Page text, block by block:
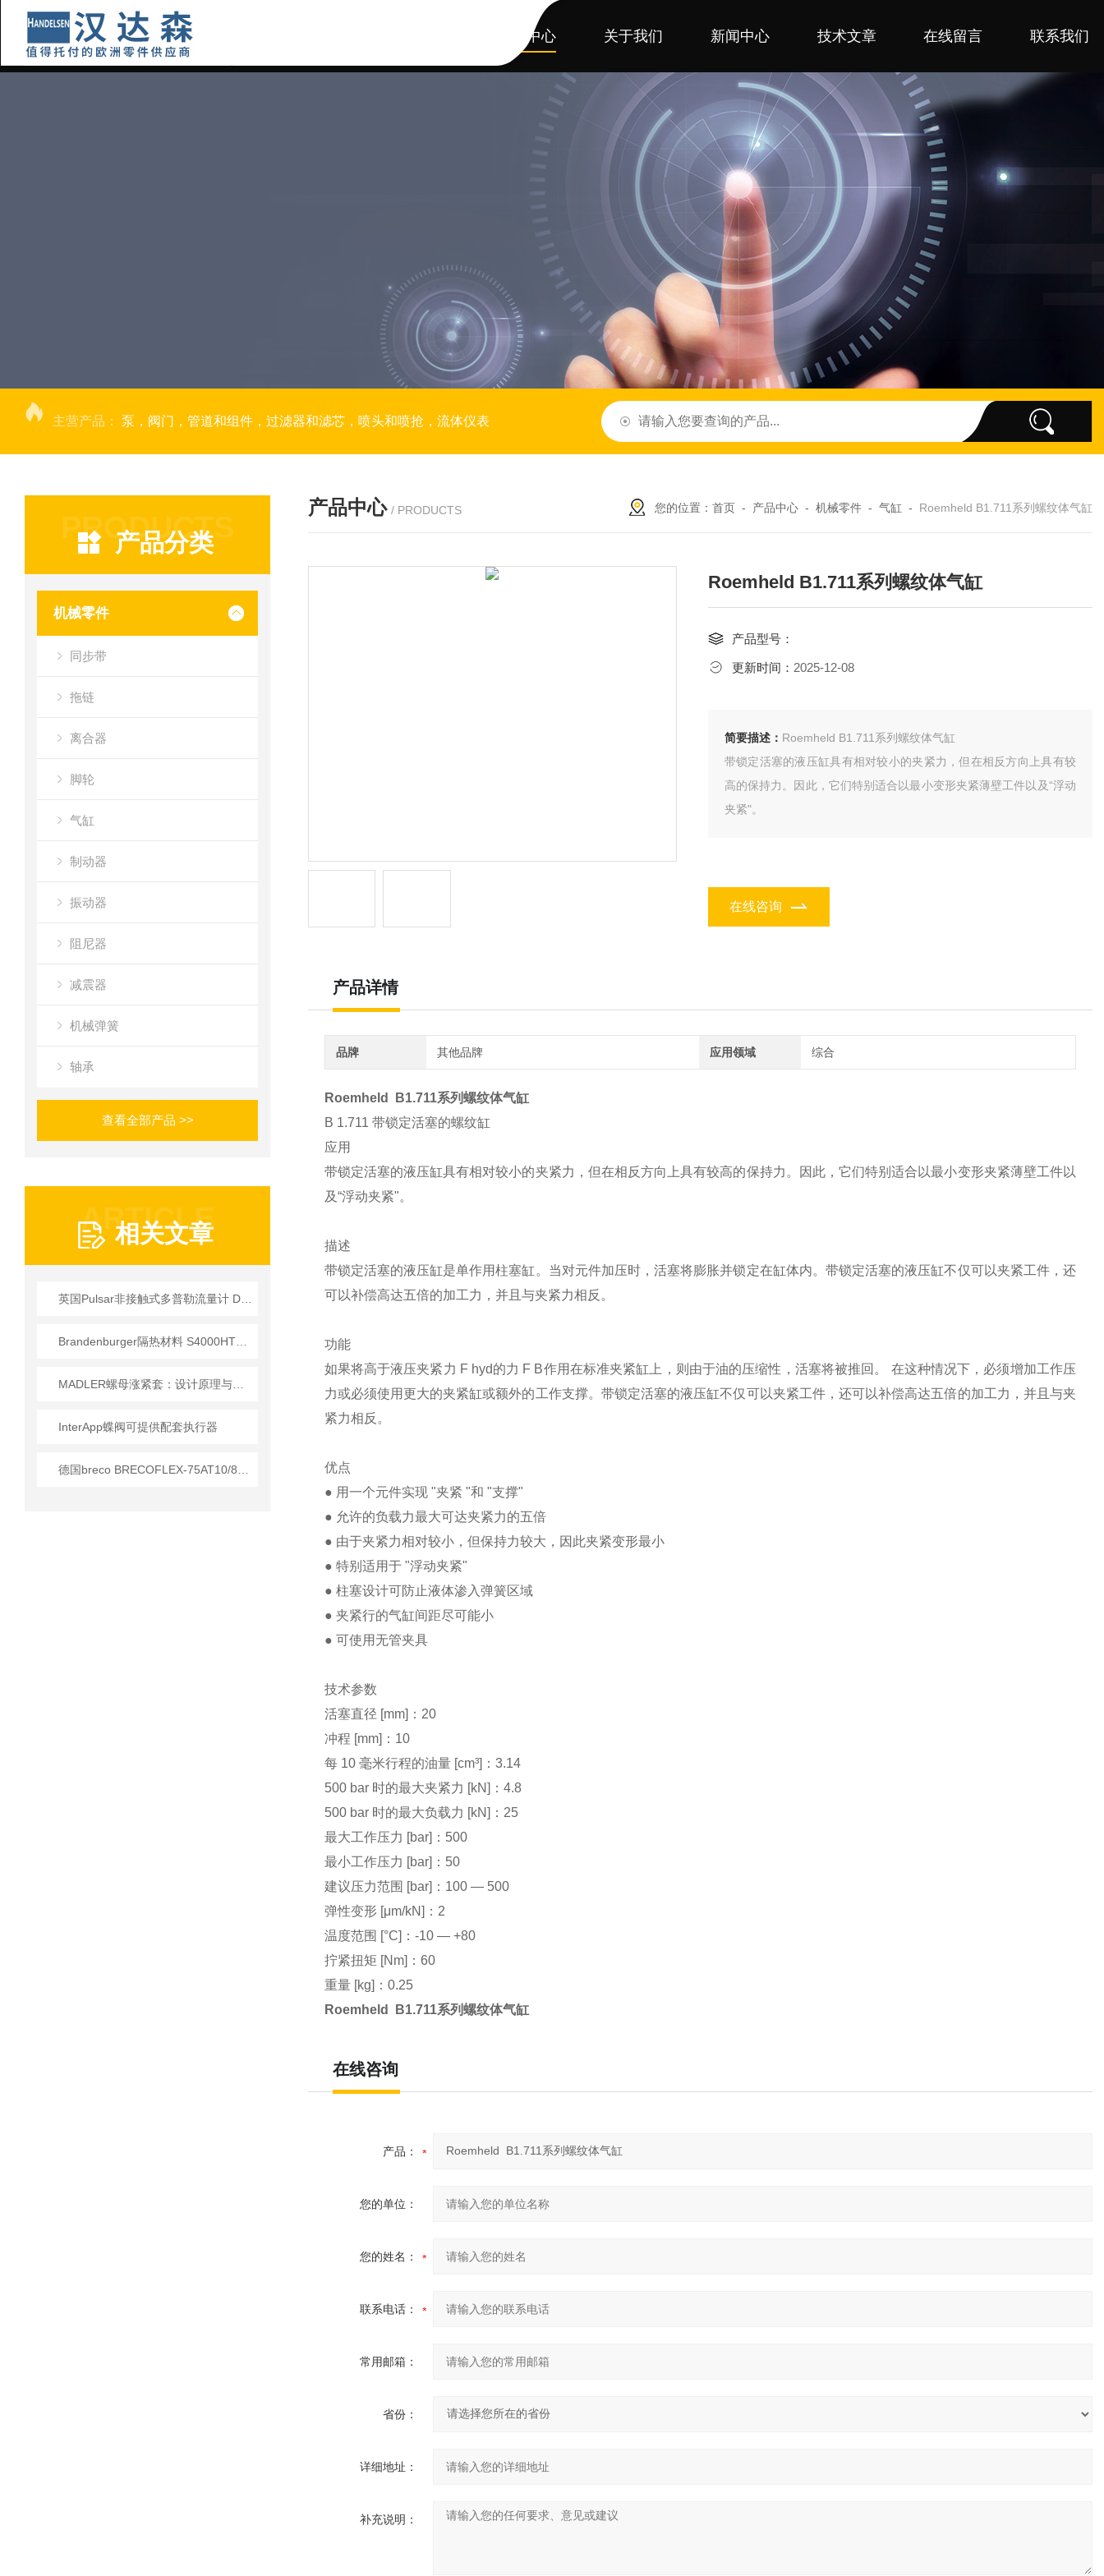
产品中心 关于我们 新闻中心 技术文章 在线留言 联系我们
主营产品： 泵，阀门，管道和组件，过滤器和滤芯，喷头和喷抢，流体仪表
PRODUCTS
产品分类
机械零件
同步带
拖链
离合器
脚轮
气缸
制动器
振动器
阻尼器
减震器
机械弹簧
轴承
查看全部产品 >>
ARTICLE
相关文章
InterApp蝶阀可提供配套执行器
产品中心 / PRODUCTS 您的位置： 首页 - 产品中心 - 机械零件 - 气缸 - Roemheld B1.711系列螺纹体气缸
Roemheld B1.711系列螺纹体气缸
产品型号：
更新时间： 2025-12-08
简要描述：
Roemheld B1.711系列螺纹体气缸
带锁定活塞的液压缸具有相对较小的夹紧力，但在相反方向上具有较
高的保持力。因此，它们特别适合以最小变形夹紧薄壁工件以及“浮动
夹紧"。
在线咨询
产品详情
品牌 其他品牌 应用领域 综合
Roemheld B1.711系列螺纹体气缸
B 1.711 带锁定活塞的螺纹缸
应用
带锁定活塞的液压缸具有相对较小的夹紧力，但在相反方向上具有较高的保持力。因此，它们特别适合以最小变形夹紧薄壁工件以
及“浮动夹紧"。
描述
带锁定活塞的液压缸是单作用柱塞缸。当对元件加压时，活塞将膨胀并锁定在缸体内。带锁定活塞的液压缸不仅可以夹紧工件，还
可以补偿高达五倍的加工力，并且与夹紧力相反。
功能
如果将高于液压夹紧力 F hyd的力 F B作用在标准夹紧缸上，则由于油的压缩性，活塞将被推回。 在这种情况下，必须增加工作压
力或必须使用更大的夹紧缸或额外的工作支撑。带锁定活塞的液压缸不仅可以夹紧工件，还可以补偿高达五倍的加工力，并且与夹
紧力相反。
优点
● 用一个元件实现 "夹紧 "和 "支撑"
● 允许的负载力最大可达夹紧力的五倍
● 由于夹紧力相对较小，但保持力较大，因此夹紧变形最小
● 特别适用于 "浮动夹紧"
● 柱塞设计可防止液体渗入弹簧区域
● 夹紧行的气缸间距尽可能小
● 可使用无管夹具
技术参数
活塞直径 [mm]：20
冲程 [mm]：10
每 10 毫米行程的油量 [cm³]：3.14
500 bar 时的最大夹紧力 [kN]：4.8
500 bar 时的最大负载力 [kN]：25
最大工作压力 [bar]：500
最小工作压力 [bar]：50
建议压力范围 [bar]：100 — 500
弹性变形 [μm/kN]：2
温度范围 [°C]：-10 — +80
拧紧扭矩 [Nm]：60
重量 [kg]：0.25
Roemheld B1.711系列螺纹体气缸
在线咨询
产品：
您的单位：
您的姓名：
联系电话：
常用邮箱：
省份：
详细地址：
补充说明：